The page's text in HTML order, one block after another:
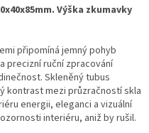
Výška zkumavky
připomíná jemný pohyb
precizní ruční zpracování
Skleněný tubus
kontrast mezi průzračností skla
energii, eleganci a vizuální
interiéru, aniž by rušil.